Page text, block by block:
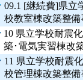
09.1 [継続費]県立
校教室棟改築整
10 県立学校耐震
築･電気実習棟改
11 県立学校耐震
校管理棟改築整